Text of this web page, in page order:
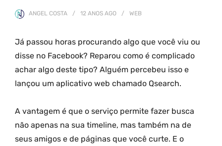
ANGEL COSTA 12 ANOS AGO WEB
Já passou horas procurando algo que você viu ou
disse no Facebook? Reparou como é complicado
achar algo deste tipo? Alguém percebeu isso e
lançou um aplicativo web chamado Qsearch.
A vantagem é que o serviço permite fazer busca
não apenas na sua timeline, mas também na de
seus amigos e de páginas que você curte. E o